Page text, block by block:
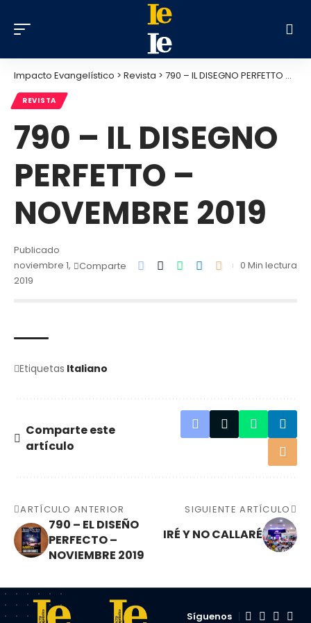
Impacto Evangelístico > Revista > 790 – IL DISEGNO PERFETTO – NOVEMBRE 2019
REVISTA
790 – IL DISEGNO
PERFETTO –
NOVEMBRE 2019
Publicado
noviembre 1,
2019
Comparte 0 Min lectura
Etiquetas Italiano
Comparte este
artículo
ARTÍCULO ANTERIOR
790 – EL DISEÑO
PERFECTO –
NOVIEMBRE 2019
SIGUIENTE ARTÍCULO
IRÉ Y NO CALLARÉ
Síguenos